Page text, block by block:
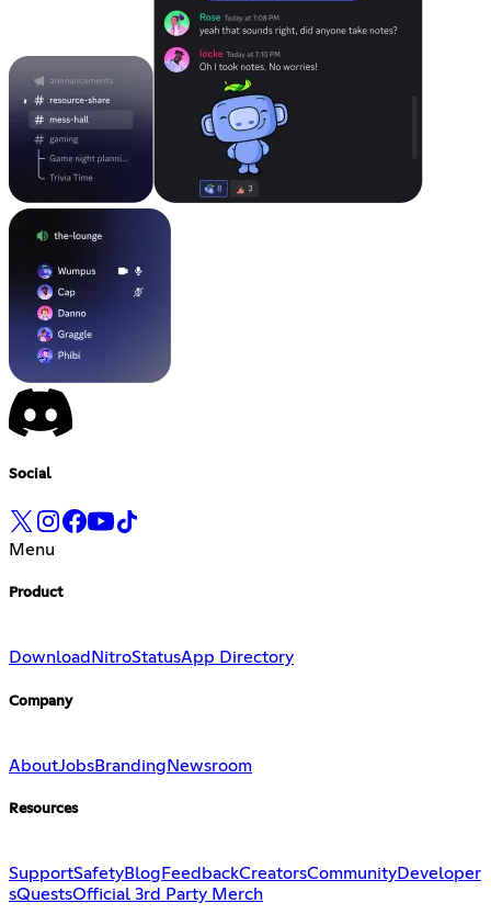
Social
Menu
Product
Download NitroStatusApp Directory
Company
AboutJobsBranding Newsroom
Resources
SupportSafetyBlog FeedbackCreatorsCommunityDeveloper
sQuestsOfficial 3rd Party Merch